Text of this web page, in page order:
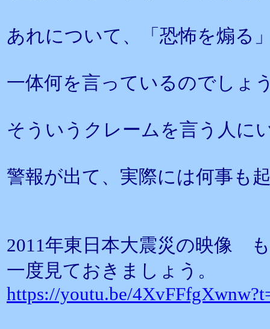
あれについて、「恐怖を煽る
一体何を言っているのでしょ
そういうクレームを言う人に
警報が出て、実際には何事も
2011年東日本大震災の映像
一度見ておきましょう。
https://youtu.be/